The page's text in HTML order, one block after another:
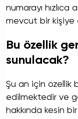
numarayı
mevcut bir kişiye
Bu özellik
sunulacak?
Şu an için özellik
edilmektedir ve
hakkında kesin